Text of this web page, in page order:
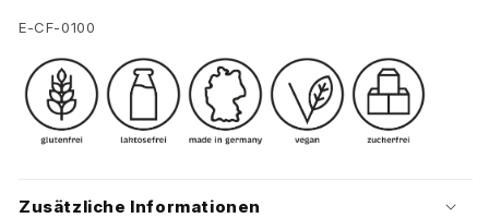
SKU:
E-CF-0100
Zusätzliche Informationen